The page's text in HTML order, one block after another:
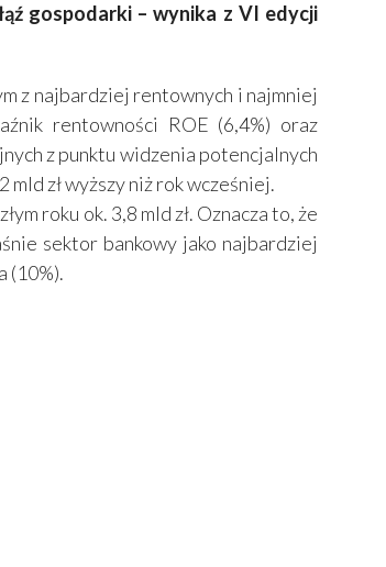
gospodarki – wynika z VI edycji
z najbardziej rentownych i najmniej
rentowności ROE (6,4%) oraz
z punktu widzenia potencjalnych
zł wyższy niż rok wcześniej.
roku ok. 3,8 mld zł. Oznacza to, że
sektor bankowy jako najbardziej
(10%).